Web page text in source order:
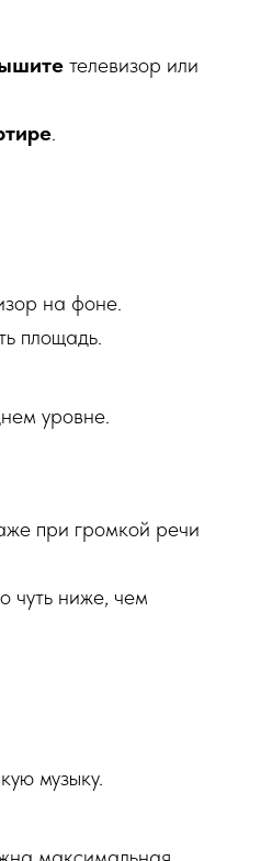
телевизор или
.
на фоне.
площадь.
уровне.
при громкой речи
чуть ниже, чем
музыку.